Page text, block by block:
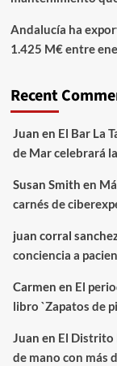
Andalucía ha
1.425 M€ entre
Recent
Juan en El Bar La
de Mar celebrará
Susan Smith en
carnés de
juan corral
conciencia a
Carmen en El
libro `Zapatos de
Juan en El Distrito
de mano con más